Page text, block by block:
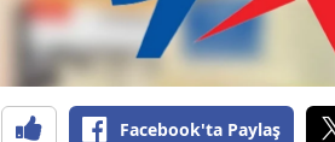
Facebook'ta Paylaş